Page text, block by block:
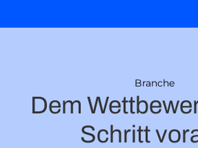
Branche
Dem
Schritt